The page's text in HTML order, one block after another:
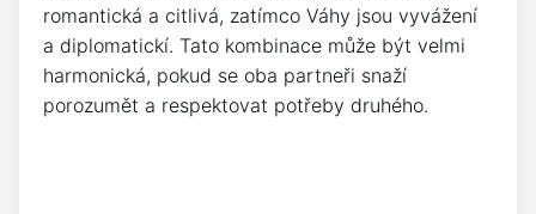
romantická a citlivá, zatímco Váhy jsou vyvážení
a diplomatickí. Tato kombinace může být velmi
harmonická, pokud se oba partneři snaží
porozumět a respektovat potřeby druhého.